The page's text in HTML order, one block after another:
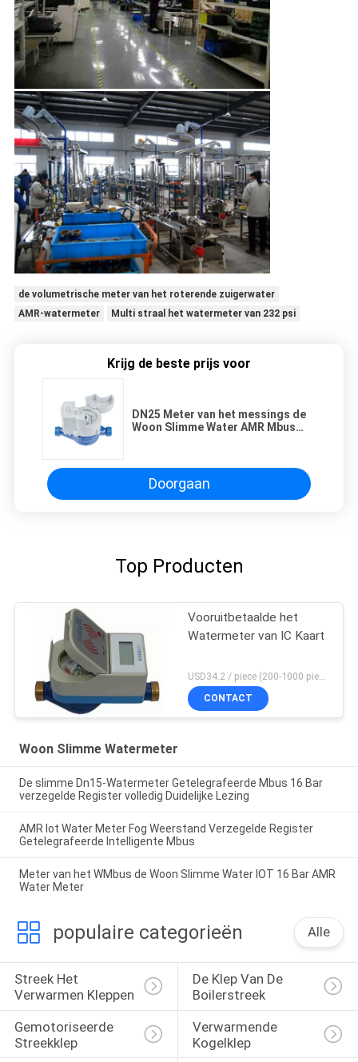
de volumetrische meter van het roterende zuigerwater
AMR-watermeter
Multi straal het watermeter van 232 psi
Krijg de beste prijs voor
DN25 Meter van het messings de
Woon Slimme Water AMR Mbus
Doorgaan
Top Producten
Vooruitbetaalde het
Watermeter van IC Kaart
CONTACT
Woon Slimme Watermeter
De slimme Dn15-Watermeter Getelegrafeerde Mbus 16 Bar
verzegelde Register volledig Duidelijke Lezing
AMR Iot Water Meter Fog Weerstand Verzegelde Register
Getelegrafeerde Intelligente Mbus
Meter van het WMbus de Woon Slimme Water IOT 16 Bar AMR
Water Meter
populaire categorieën Alle
Streek Het
Verwarmen Kleppen
De Klep Van De
Boilerstreek
Gemotoriseerde
Streekklep
Verwarmende
Kogelklep